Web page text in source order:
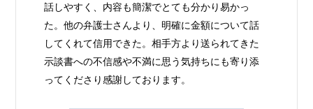
話しやすく、内容も簡潔でとても分かり易かっ
た。他の弁護士さんより、明確に金額について話
してくれて信用できた。相手方より送られてきた
示談書への不信感や不満に思う気持ちにも寄り添
ってくださり感謝しております。